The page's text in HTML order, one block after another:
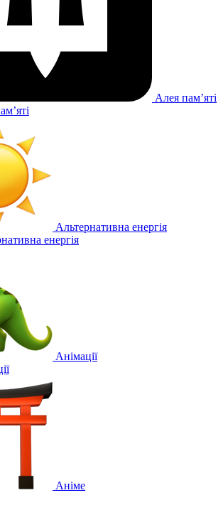
Алея памʼяті
Альтернативна енергія
енергія
Анімації
Аніме